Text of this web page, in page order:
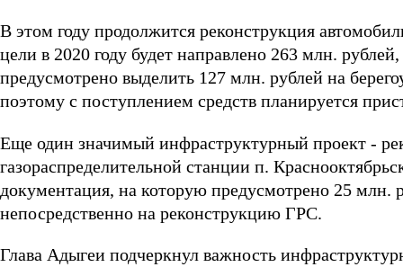
В этом году продолжится реконструкция
цели в 2020 году будет направлено 263 млн.
предусмотрено выделить 127 млн. рублей на
поэтому с поступлением средств планируется
Еще один значимый инфраструктурный проект -
газораспределительной станции п.
документация, на которую предусмотрено 25
непосредственно на реконструкцию ГРС.
Глава Адыгеи подчеркнул важность